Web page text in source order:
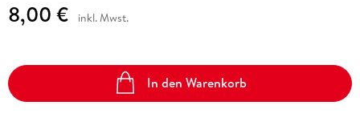
8,00 € inkl. Mwst.
In den Warenkorb